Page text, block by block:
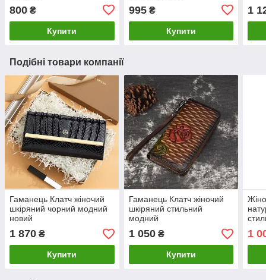
800 ₴
Купити
995₴
Купити
1
Подібні товари компанії
Гаманець Клатч жіночий
шкіряний чорний модний
новий
1 870 ₴
Купити
Гаманець Клатч жіночий
шкіряний стильний
модний
1 050₴
Купити
1